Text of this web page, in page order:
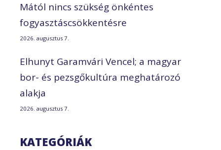
Mától nincs szükség önkéntes
fogyasztáscsökkentésre
2026. augusztus 7.
Elhunyt Garamvári Vencel; a magyar
bor- és pezsgőkultúra meghatározó
alakja
2026. augusztus 7.
KATEGÓRIÁK